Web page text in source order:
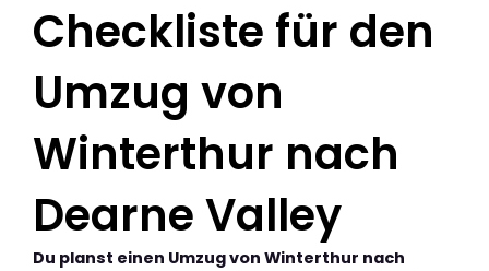
Checkliste für den
Umzug von
Winterthur nach
Dearne Valley
Du planst einen Umzug von Winterthur nach